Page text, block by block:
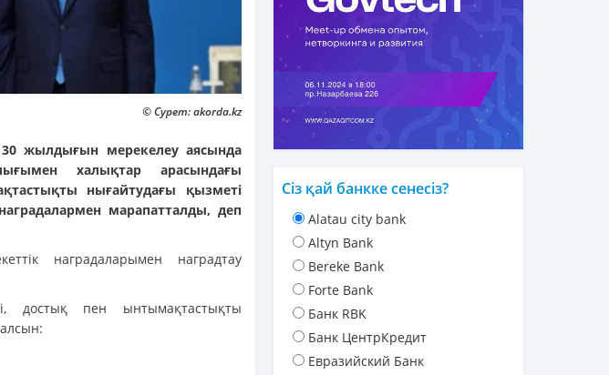
© Сурет: akorda.kz
жылдығын мерекелеу аясында
халықтар арасындағы
нығайтудағы қызметі
марапатталды, деп
наградаларымен наградтау
достық пен ынтымақтастықты
Сіз қай банкке сенесіз?
Alatau city bank
Altyn Bank
Bereke Bank
Forte Bank
Банк RBK
Банк ЦентрКредит
Евразийский Банк